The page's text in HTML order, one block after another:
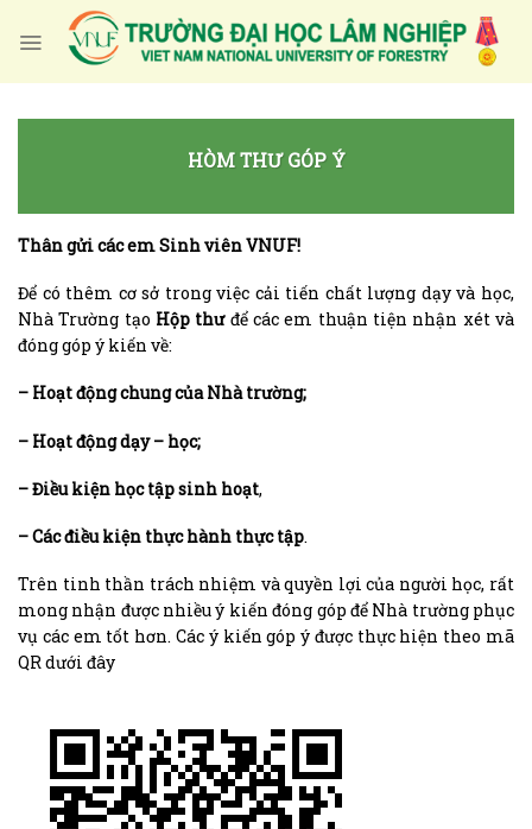
HÒM THƯ GÓP Ý
Thân gửi các em Sinh viên VNUF!
Để có thêm cơ sở trong việc cải tiến chất lượng dạy và học,
Nhà Trường tạo Hộp thư để các em thuận tiện nhận xét và
đóng góp ý kiến về:
– Hoạt động chung của Nhà trường;
– Hoạt động dạy – học;
– Điều kiện học tập sinh hoạt,
– Các điều kiện thực hành thực tập.
Trên tinh thần trách nhiệm và quyền lợi của người học, rất
mong nhận được nhiều ý kiến đóng góp để Nhà trường phục
vụ các em tốt hơn. Các ý kiến góp ý được thực hiện theo mã
QR dưới đây